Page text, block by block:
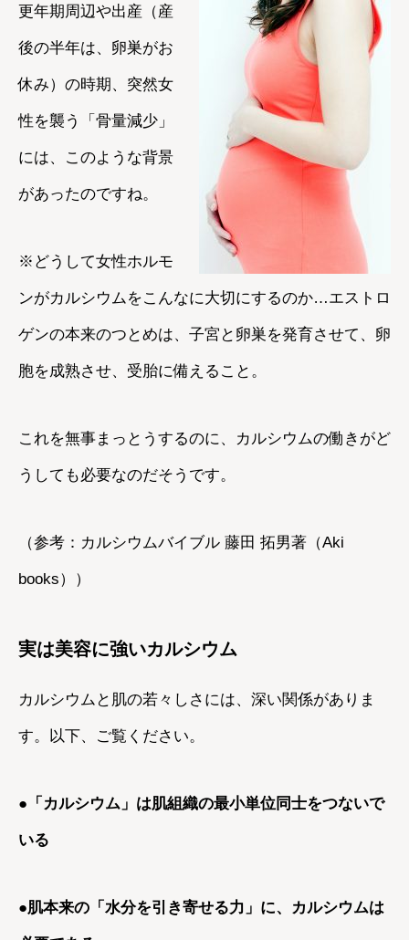
更年期周辺や出産（産
後の半年は、卵巣がお
休み）の時期、突然女
性を襲う「骨量減少」
には、このような背景
があったのですね。
※どうして女性ホルモ
ンがカルシウムをこんなに大切にするのか…エストロ
ゲンの本来のつとめは、子宮と卵巣を発育させて、卵
胞を成熟させ、受胎に備えること。
これを無事まっとうするのに、カルシウムの働きがど
うしても必要なのだそうです。
（参考：カルシウムバイブル 藤田 拓男著（Aki
books））
実は美容に強いカルシウム
カルシウムと肌の若々しさには、深い関係がありま
す。以下、ご覧ください。
●「カルシウム」は肌組織の最小単位同士をつないで
いる
●肌本来の「水分を引き寄せる力」に、カルシウムは